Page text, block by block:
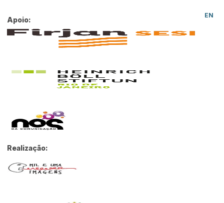
EN
Apoio:
Realização: